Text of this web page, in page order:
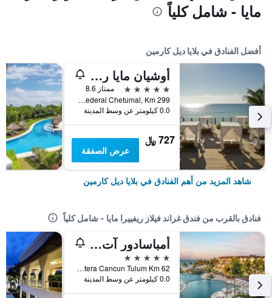
مايا - شامل كلياً
أفضل الفنادق في بلايا ديل كارمين
أوشيان مايا رويالي - ٔلبالتس أونلي - شامامل جميع الخدمات
5 نجوم
ممتاز 8.6
Carretera Federal Chetumal, Km 299, بلايا ديل كارمين, ولاية كينتانا رو, المكسيك
0.0 كيلومتر عن وسط المدينة
727 ﷼
عرض الصفقة
شاهد المزيد من أهم الفنادق في بلايا ديل كارمين
فنادق بالقرب من فندق غراند فيلاز ريفييرا مايا - شامل كلياً
أمباسادور آت جراند فيلاز شامل جميع الخدمات
5 نجوم
Carretera Cancun Tulum Km 62, بلايا ديل كارمين, ولاية كينتانا رو, المكسيك
0.0 كيلومتر عن وسط المدينة